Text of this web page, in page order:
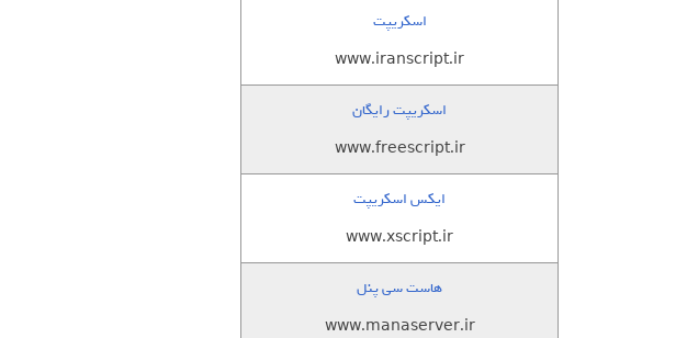
اسکریپت
www.iranscript.ir
اسکریپت رایگان
www.freescript.ir
ایکس اسکریپت
www.xscript.ir
هاست سی پنل
www.manaserver.ir